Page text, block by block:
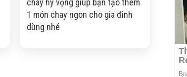
chay hy vọng giúp bạn tạo thêm
1 món chay ngon cho gia đình
dùng nhé